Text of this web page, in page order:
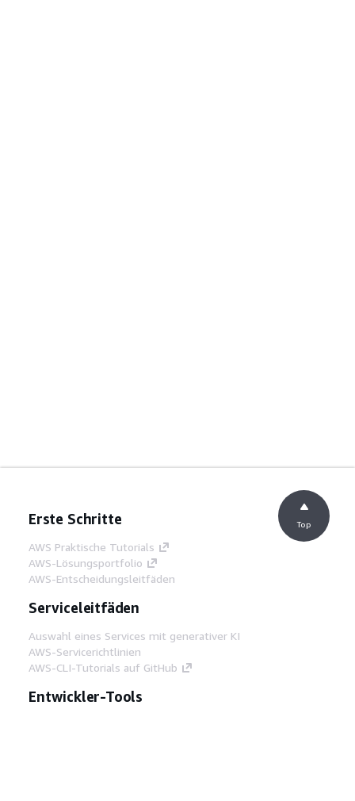
Erste Schritte
AWS Praktische Tutorials
AWS-Lösungsportfolio
AWS-Entscheidungsleitfäden
Serviceleitfäden
Auswahl eines Services mit generativer KI
AWS-Servicerichtlinien
AWS-CLI-Tutorials auf GitHub
Entwickler-Tools
Top